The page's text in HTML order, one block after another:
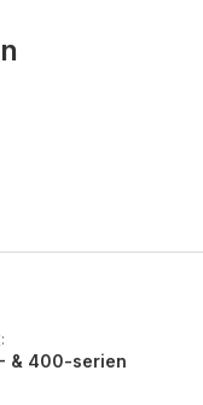
& 400-serien